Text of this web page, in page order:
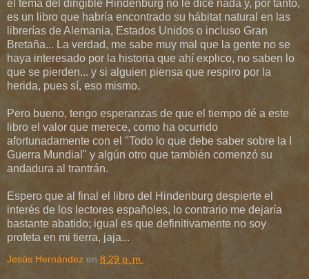
el tema del dirigible Hindenburg no le dice nada y, por tanto,
es un libro que habría encontrado su hábitat natural en las
librerías de Alemania, Estados Unidos o incluso Gran
Bretaña... La verdad, me sabe muy mal que la gente no se
haya interesado por la historia que ahí explico, no saben lo
que se pierden... y si alguien piensa que respiro por la
herida, pues sí, eso mismo.
Pero bueno, tengo esperanzas de que el tiempo dé a este
libro el valor que merece, como ha ocurrido
afortunadamente con el "Todo lo que debe saber sobre la I
Guerra Mundial" y algún otro que también comenzó su
andadura al trantrán.
Espero que al final el libro del Hindenburg despierte el
interés de los lectores españoles, lo contrario me dejaría
bastante abatido; igual es que definitivamente no soy
profeta en mi tierra, jaja...
Jesús Hernández en 8:29 p. m.